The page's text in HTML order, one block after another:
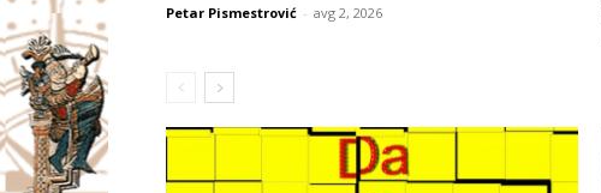
Petar Pismestrović - avg 2, 2026